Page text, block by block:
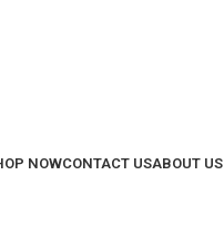
ABOUT US
CONTACT US
NOW